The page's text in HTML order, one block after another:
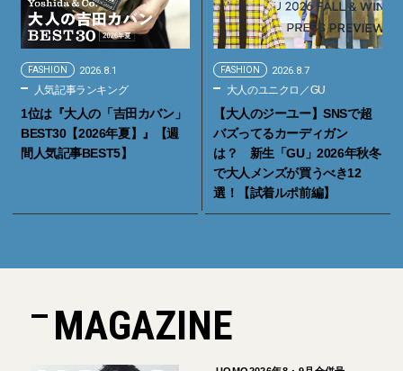
FASHION 2026.8.1
人気記事ランキング
1位は『大人の「吉田カバン」
BEST30【2026年夏】』【週
間人気記事BEST5】
FASHION 2026.8.7
大人のユニクロ／GU
【大人のジーユー】SNSで超
バズってるカーディガン
は？ 新生「GU」2026年秋冬
で大人メンズが買うべき12
選！【試着ルポ前編】
MAGAZINE